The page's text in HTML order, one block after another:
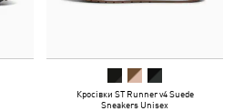
Кросівки ST Runner v4 Suede
Sneakers Unisex